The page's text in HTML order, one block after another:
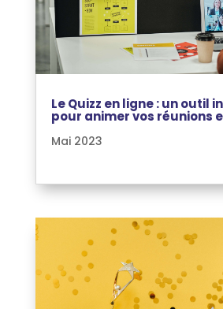
Le Quizz en ligne : un outil
pour animer vos réunions
Mai 2023